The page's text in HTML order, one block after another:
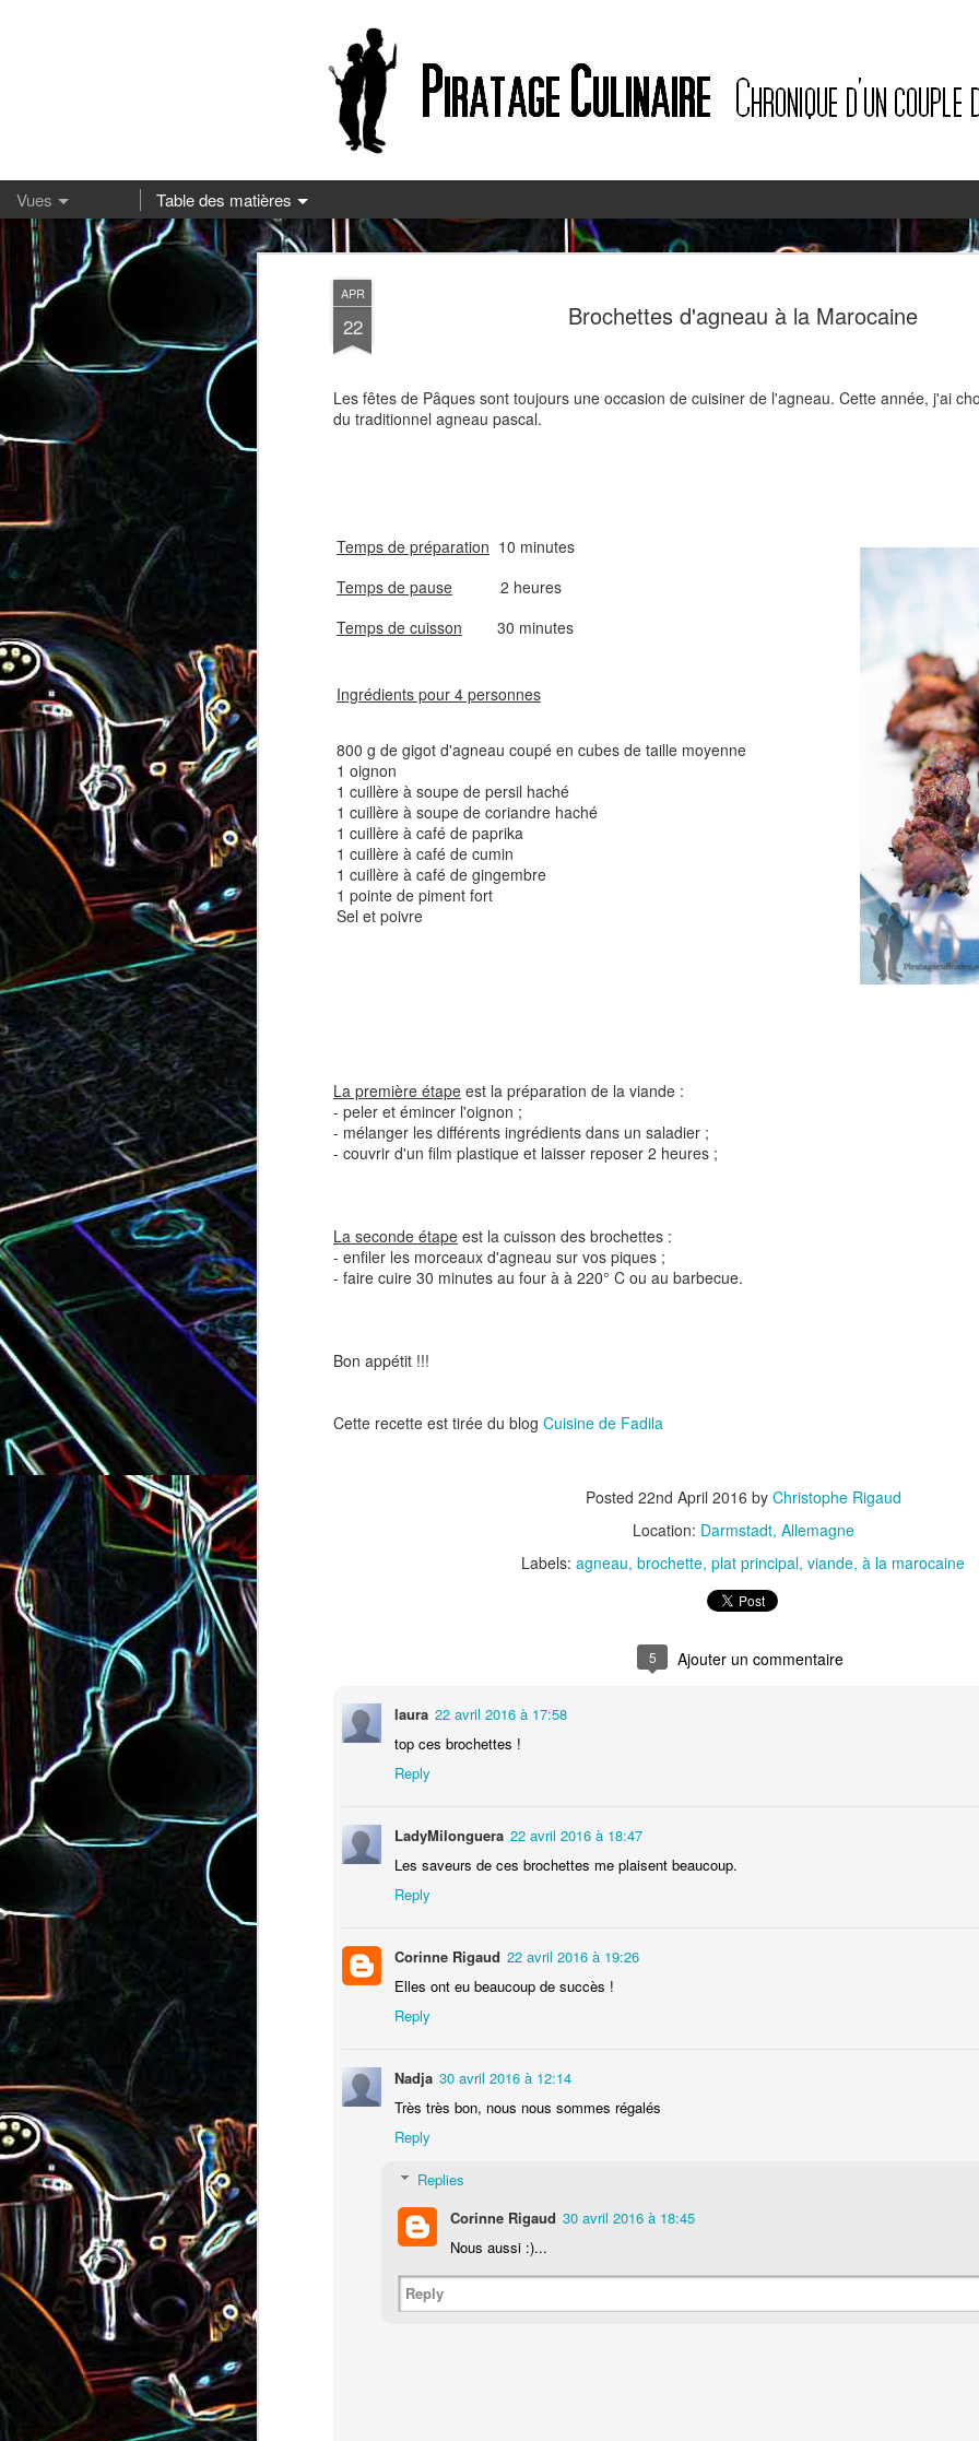
APR
22 Brochettes d'agneau à la Marocaine
Les fêtes de Pâques sont toujours une occasion de cuisiner de l'agneau. Cette année, j'ai
du traditionnel agneau pascal.
Temps de préparation 10 minutes
Temps de pause 2 heures
Temps de cuisson 30 minutes
Ingrédients pour 4 personnes
800 g de gigot d'agneau coupé en cubes de taille moyenne
1 oignon
1 cuillère à soupe de persil haché
1 cuillère à soupe de coriandre haché
1 cuillère à café de paprika
1 cuillère à café de cumin
1 cuillère à café de gingembre
1 pointe de piment fort
Sel et poivre
La première étape est la préparation de la viande :
- peler et émincer l'oignon ;
- mélanger les différents ingrédients dans un saladier ;
- couvrir d'un film plastique et laisser reposer 2 heures ;
La seconde étape est la cuisson des brochettes :
- enfiler les morceaux d'agneau sur vos piques ;
- faire cuire 30 minutes au four à à 220° C ou au barbecue.
Bon appétit !!!
Cette recette est tirée du blog Cuisine de Fadila
Posted 22nd April 2016 by Christophe Rigaud
Location: Darmstadt, Allemagne
Labels: agneau brochette plat principal viande à la marocaine
5
laura 22 avril 2016 à 17:58
top ces brochettes !
Reply
LadyMilonguera 22 avril 2016 à 18:47
Les saveurs de ces brochettes me plaisent beaucoup.
Reply
Corinne Rigaud 22 avril 2016 à 19:26
Elles ont eu beaucoup de succès !
Reply
Nadja 30 avril 2016 à 12:14
Très très bon, nous nous sommes régalés
Reply
Replies
Corinne Rigaud 30 avril 2016 à 18:45
Nous aussi :)...
Reply
Pizza à la mozzarella et à la
13
2
Cake à la rhubarbe Salade d'avocat, au
concombre et au crabe
Cake au chèvre et
serrano
Tatin de tomates cerises à la
tapenade
2
camembert Panna cotta au citron
Brownie au chocolat recouvert
de marshmallows fondus
4
Salade de lentilles au céleri
branche et à la carotte Bolognaise de lentilles et de Gnocchi sauté au
Pizza au camembert, au sirop
d'érable et aux noix
Toast au chèvre, au miel et
aux amandes Moelleux au chocolat au lait
Salade de vermicelles de riz,
aux crevettes et au
pamplemousse Minis brownies aux Oreo® aux câpres